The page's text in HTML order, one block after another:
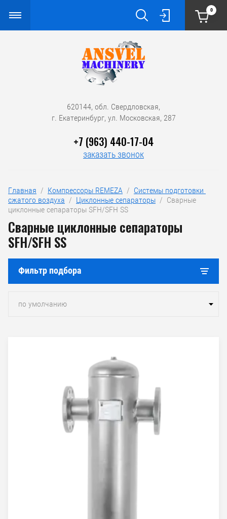
0
620144, обл. Свердловская,
г. Екатеринбург, ул. Московская, 287
+7 (963) 440-17-04
заказать звонок
Главная
  /
Компрессоры REMEZA
  /
Системы подготовки
сжатого воздуха
  /
Циклонные сепараторы
  /  Сварные
циклонные сепараторы SFH/SFH SS
Сварные циклонные сепараторы
SFH/SFH SS
Фильтр подбора
по умолчанию